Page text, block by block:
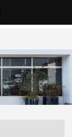
ゲ
ョ
ン
を
切
替
え